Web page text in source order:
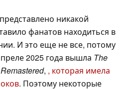
никакой
фанатов находиться в
И это еще не все, потому
2025 года вышла The
, , которая имела
. Поэтому некоторые